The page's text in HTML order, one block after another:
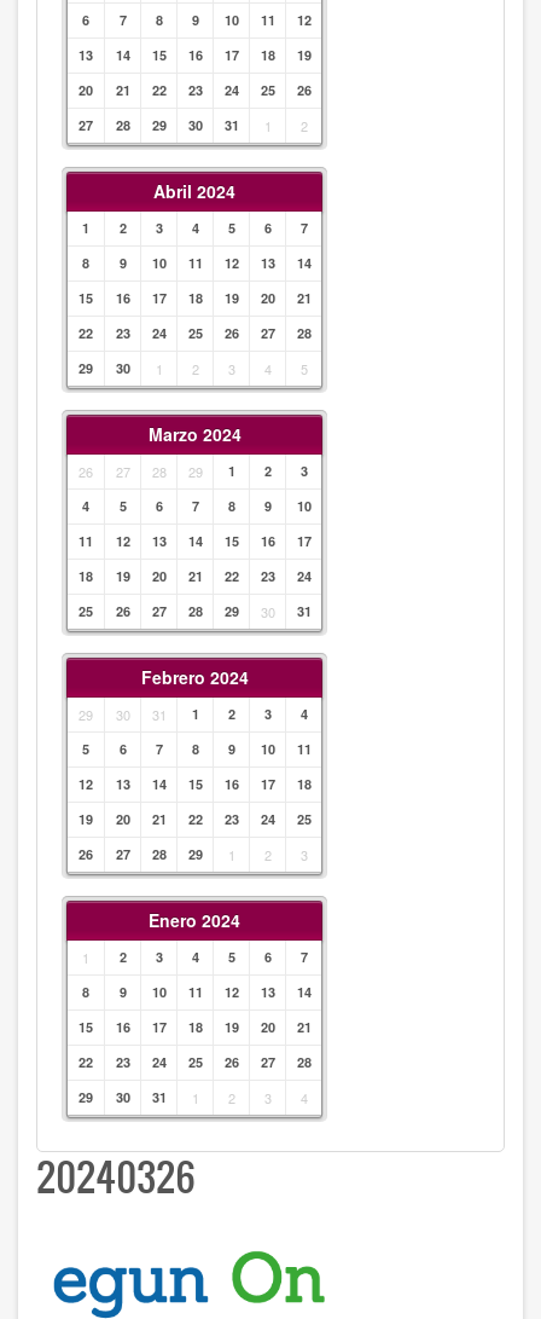
6
7 8 9 10 11
12
13
14 15 16 17 18
19
20
21 22 23 24 25
26
27
28 29 30 31 1 2
Abril 2024
1 2 3 4 5 6
7
8
9 10 11 12 13
14
15
16 17 18 19 20
21
22
23 24 25 26 27
28
29
30 1 2 3 4 5
Marzo 2024
26 27 28 29 1 2
3
4
5 6 7 8 9
10
11
12 13 14 15 16
17
18
19 20 21 22 23
24
25
26 27 28 29 30 31
Febrero 2024
29 30 31 1 2 3
4
5
6 7 8 9 10
11
12
13 14 15 16 17
18
19
20 21 22 23 24
25
26
27 28 29 1 2 3
Enero 2024
1 2 3 4 5 6
7
8
9 10 11 12 13
14
15
16 17 18 19 20
21
22
23 24 25 26 27
28
29
30 31 1 2 3 4
20240326